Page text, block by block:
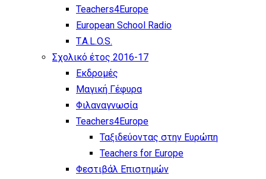
Teachers4Europe
European School Radio
T.A.L.O.S.
Σχολικό έτος 2016-17
Εκδρομές
Μαγική Γέφυρα
Φιλαναγνωσία
Teachers4Europe
Ταξιδεύοντας στην Ευρώπη
Teachers for Europe
Φεστιβάλ Επιστημών